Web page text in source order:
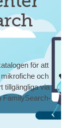
för att
och
tillgängliga via
FamilySearch-